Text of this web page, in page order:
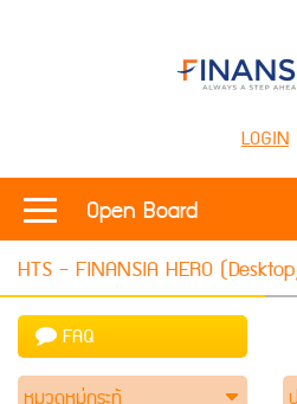
LOGIN
Open Board
HTS - FINANSIA HERO
FAQ